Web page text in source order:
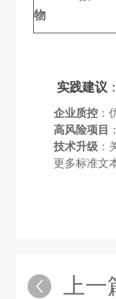
物
实践建议 ：
企业质控 ：
高风险项目
技术升级 ：
更多标准文
上一